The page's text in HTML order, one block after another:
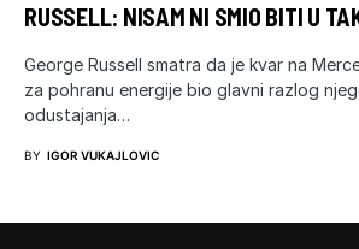
RUSSELL: NISAM NI SMIO BITI U
George Russell smatra da je kvar na
za pohranu energije bio glavni razlog
odustajanja…
BY IGOR VUKAJLOVIC